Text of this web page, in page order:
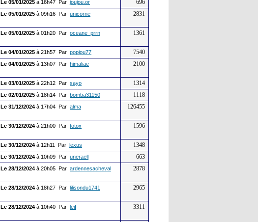
Le 05/01/2025 à 16h47 Par joujou.or 696
Le 05/01/2025 à 09h16 Par unicorne 2831
Le 05/01/2025 à 01h20 Par oceane_prrn 1361
Le 04/01/2025 à 21h57 Par popiou77 7540
Le 04/01/2025 à 13h07 Par himaliae 2100
Le 03/01/2025 à 22h12 Par sayo 1314
Le 02/01/2025 à 18h14 Par bomba31150 1118
Le 31/12/2024 à 17h04 Par alma 126455
Le 30/12/2024 à 21h00 Par totox 1596
Le 30/12/2024 à 12h11 Par lexus 1348
Le 30/12/2024 à 10h09 Par uneraell 663
Le 28/12/2024 à 20h05 Par ardennesacheval 2878
Le 28/12/2024 à 18h27 Par lilisondu1741 2965
Le 28/12/2024 à 10h40 Par leif 3311